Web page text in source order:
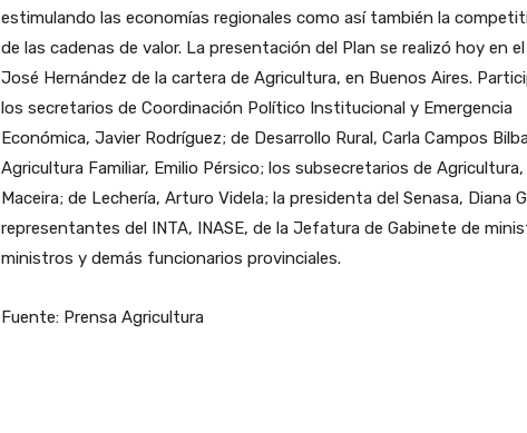
estimulando las economías regionales como así también la
de las cadenas de valor. La presentación del Plan se realizó hoy en
José Hernández de la cartera de Agricultura, en Buenos Aires.
los secretarios de Coordinación Político Institucional y Emergencia
Económica, Javier Rodríguez; de Desarrollo Rural, Carla Campos
Agricultura Familiar, Emilio Pérsico; los subsecretarios de
Maceira; de Lechería, Arturo Videla; la presidenta del Senasa, Diana
representantes del INTA, INASE, de la Jefatura de Gabinete de
ministros y demás funcionarios provinciales.
Fuente: Prensa Agricultura